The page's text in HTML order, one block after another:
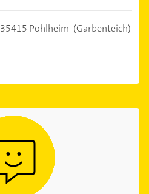
35415 Pohlheim (Garbenteich)